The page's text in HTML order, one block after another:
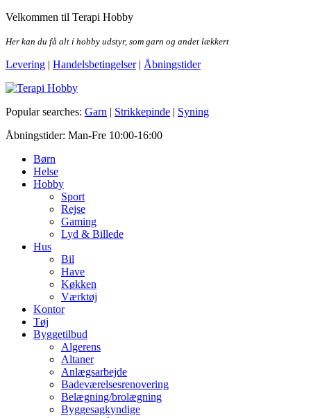
Skip
the
Velkommen til Terapi Hobby
Her kan du få alt i hobby udstyr, som garn og andet lækkert
Levering | Handelsbetingelser| Åbningstider
Terapi Hobby
Popular searches: Garn | Strikkepinde | Syning
Åbningstider: Man-Fre 10:00-16:00
Børn
Helse
Hobby
Sport
Rejse
Gaming
Lyd & Billede
Hus
Bil
Have
Køkken
Værktøj
Kontor
Tøj
Byggetilbud
Algerens
Altaner
Anlægsarbejde
Badeværelsesrenovering
Belægning/brolægning
Byggesagkyndige